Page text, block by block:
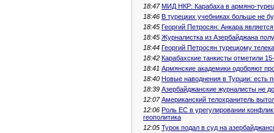
18:47 МИД НКР: Карабаха в армяно-
18:46 В турецких учебниках больше не
18:45 Георгий Петросян: Анкара
18:45 Журналистка из Азербайджана
18:44 Георгий Петросян турецкому
18:42 Карабахские танкисты отметили
18:41 Армянские академики одобряют
18:40 Новые наводнения в Турции: есть
18:39 Азербайджанские журналисты не
12:07 Американский телохранитель
12:06 Роль ЕС в урегулировании
геополитика
12:05 Турок подал в суд на